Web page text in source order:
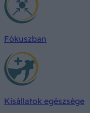
Fókuszban
Kisállatok egészsége